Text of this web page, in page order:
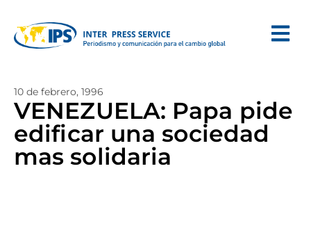
10 de febrero, 1996
VENEZUELA: Papa pide
edificar una sociedad
mas solidaria